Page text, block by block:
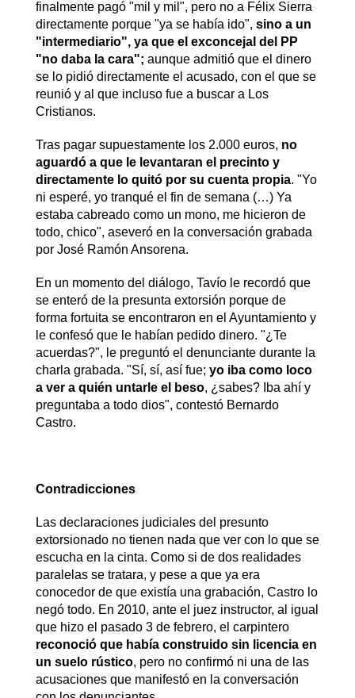
finalmente pagó "mil y mil", pero no a Félix Sierra
directamente porque "ya se había ido", sino a un
"intermediario", ya que el exconcejal del PP
"no daba la cara"; aunque admitió que el dinero
se lo pidió directamente el acusado, con el que se
reunió y al que incluso fue a buscar a Los
Cristianos.
Tras pagar supuestamente los 2.000 euros, no
aguardó a que le levantaran el precinto y
directamente lo quitó por su cuenta propia. "Yo
ni esperé, yo tranqué el fin de semana (…) Ya
estaba cabreado como un mono, me hicieron de
todo, chico", aseveró en la conversación grabada
por José Ramón Ansorena.
En un momento del diálogo, Tavío le recordó que
se enteró de la presunta extorsión porque de
forma fortuita se encontraron en el Ayuntamiento y
le confesó que le habían pedido dinero. "¿Te
acuerdas?", le preguntó el denunciante durante la
charla grabada. "Sí, sí, así fue; yo iba como loco
a ver a quién untarle el beso, ¿sabes? Iba ahí y
preguntaba a todo dios", contestó Bernardo
Castro.
Contradicciones
Las declaraciones judiciales del presunto
extorsionado no tienen nada que ver con lo que se
escucha en la cinta. Como si de dos realidades
paralelas se tratara, y pese a que ya era
conocedor de que existía una grabación, Castro lo
negó todo. En 2010, ante el juez instructor, al igual
que hizo el pasado 3 de febrero, el carpintero
reconoció que había construido sin licencia en
un suelo rústico, pero no confirmó ni una de las
acusaciones que manifestó en la conversación